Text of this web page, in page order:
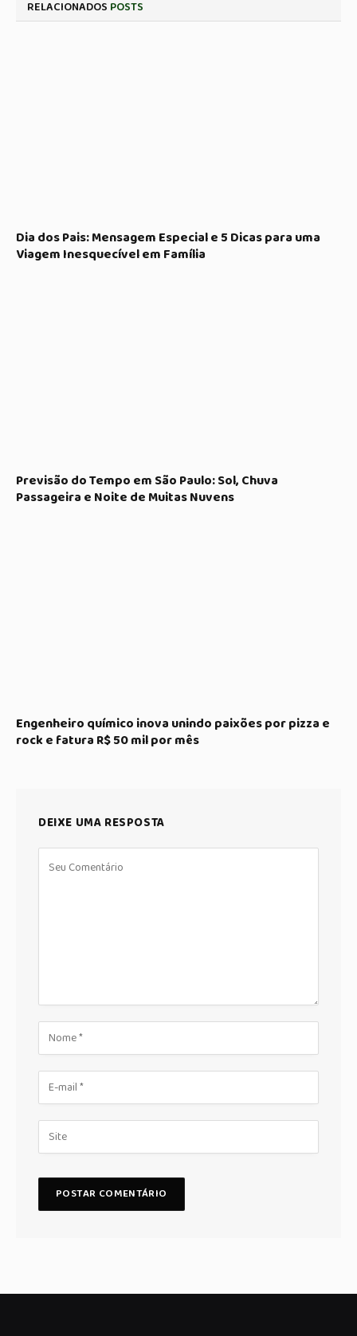
RELACIONADOS POSTS
Dia dos Pais: Mensagem Especial e 5 Dicas para uma
Viagem Inesquecível em Família
Previsão do Tempo em São Paulo: Sol, Chuva
Passageira e Noite de Muitas Nuvens
Engenheiro químico inova unindo paixões por pizza e
rock e fatura R$ 50 mil por mês
DEIXE UMA RESPOSTA